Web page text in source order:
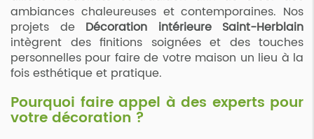
ambiances chaleureuses et contemporaines. Nos
projets de Décoration intérieure Saint-Herblain
intègrent des finitions soignées et des touches
personnelles pour faire de votre maison un lieu à la
fois esthétique et pratique.
Pourquoi faire appel à des experts pour
votre décoration ?